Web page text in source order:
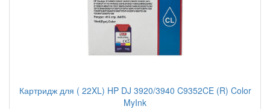
Картридж для ( 22XL) HP DJ 3920/3940 C9352CE (R) Color
MyInk